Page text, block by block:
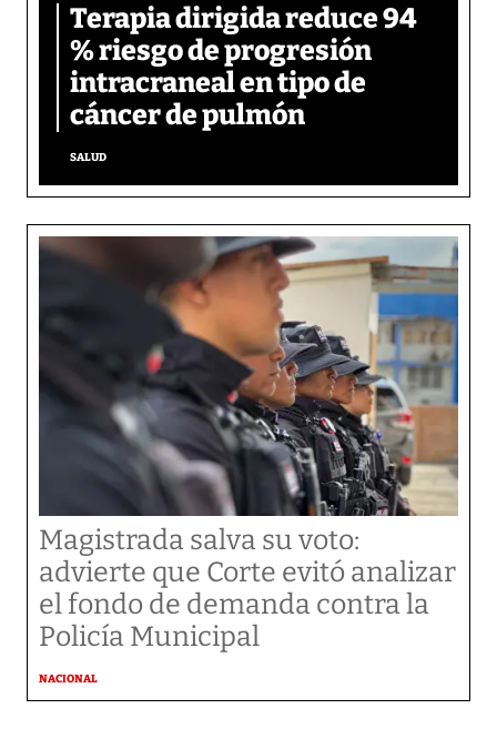
Terapia dirigida reduce 94
% riesgo de progresión
intracraneal en tipo de
cáncer de pulmón
SALUD
Magistrada salva su voto:
advierte que Corte evitó analizar
el fondo de demanda contra la
Policía Municipal
NACIONAL